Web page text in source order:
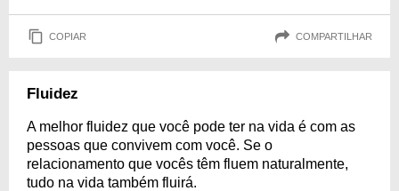
COPIAR COMPARTILHAR
Fluidez
A melhor fluidez que você pode ter na vida é com as
pessoas que convivem com você. Se o
relacionamento que vocês têm fluem naturalmente,
tudo na vida também fluirá.